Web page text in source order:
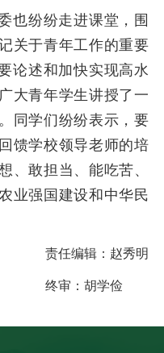
也纷纷走进课堂，围
关于青年工作的重要
论述和加快实现高水
大青年学生讲授了一
同学们纷纷表示，要
馈学校领导老师的培
、敢担当、能吃苦、
业强国建设和中华民
责任编辑： 赵秀明
终审：胡学俭